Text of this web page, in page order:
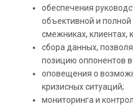
обеспечения
объективной и
смежниках, клиентах,
сбора данных,
позицию оппонентов
оповещения о
кризисных ситуаций;
мониторинга и